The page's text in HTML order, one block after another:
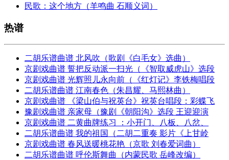
民歌：这个地方（羊鸣曲 石顺义词）
热谱
二胡乐谱曲谱 北风吹（歌剧《白毛女》选曲）
京剧戏曲谱 誓把反动派一扫光（《智取威虎山》选段
京剧戏曲谱 光辉照儿永向前（《红灯记》李铁梅唱段
二胡乐谱曲谱 江南春色（朱昌耀、马熙林曲）
京剧戏曲谱 《梁山伯与祝英台》祝英台唱段：彩蝶飞
豫剧戏曲谱 亲家母（豫剧《朝阳沟》选段 王迎迎演
京剧戏曲谱 二黄曲牌练习 ：小开门、八板、八岔、
二胡乐谱曲谱 我的祖国（二胡二重奏 影片《上甘岭
京剧戏曲谱 春风送暖桃花艳（京歌 刘春爱词曲）
二胡乐谱曲谱 呼伦斯舞曲（内蒙民歌 岳峰改编）